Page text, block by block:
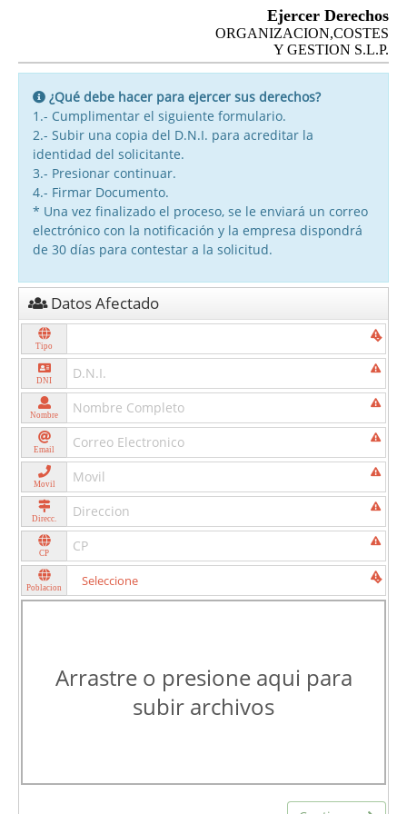
Ejercer Derechos
ORGANIZACION,COSTES
Y GESTION S.L.P.
¿Qué debe hacer para ejercer sus derechos?
1.- Cumplimentar el siguiente formulario.
2.- Subir una copia del D.N.I. para acreditar la
identidad del solicitante.
3.- Presionar continuar.
4.- Firmar Documento.
* Una vez finalizado el proceso, se le enviará un correo
electrónico con la notificación y la empresa dispondrá
de 30 días para contestar a la solicitud.
Datos Afectado
Tipo
DNI
Nombre
Email
Movil
Direcc.
CP
Poblacion
Arrastre o presione aqui para
subir archivos